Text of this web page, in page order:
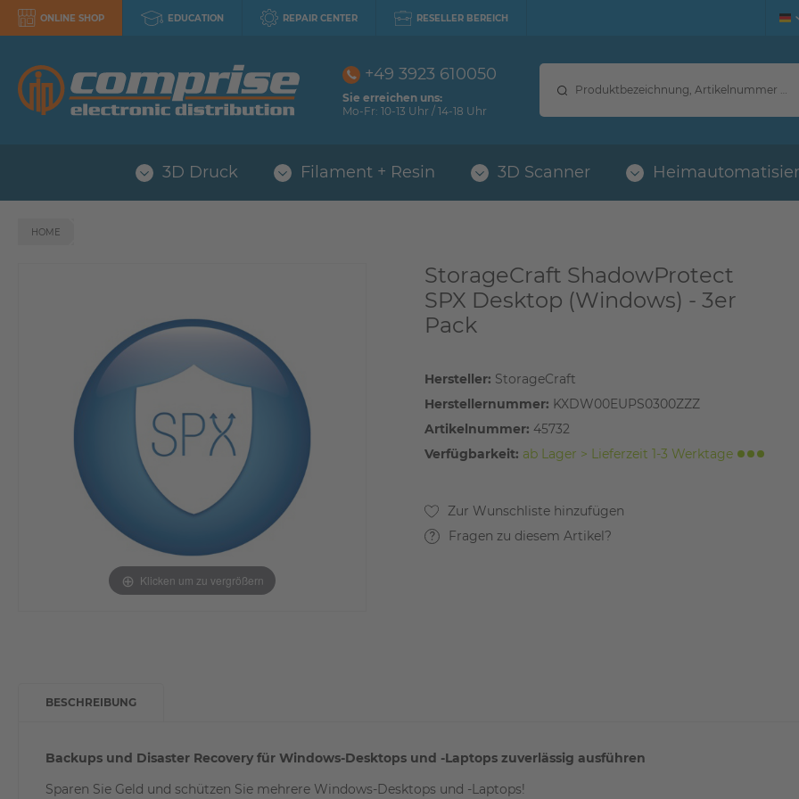
ONLINE SHOP EDUCATION REPAIR CENTER RESELLER BEREICH
+49 3923 610050
Sie erreichen uns:
Mo-Fr: 10-13 Uhr / 14-18 Uhr
3D Druck Filament + Resin 3D Scanner
HOME
Klicken um zu vergrößern
StorageCraft ShadowProtect
SPX Desktop (Windows) - 3er
Pack
Hersteller: StorageCraft
Herstellernummer: KXDW00EUPS0300ZZZ
Artikelnummer: 45732
Verfügbarkeit: ab Lager > Lieferzeit 1-3 Werktage
Fragen zu diesem Artikel?
BESCHREIBUNG
Backups und Disaster Recovery für Windows-Desktops und -Laptops zuverlässig ausführen
Sparen Sie Geld und schützen Sie mehrere Windows-Desktops und -Laptops!